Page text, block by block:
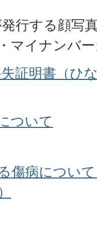
行する顔写
マイナンバ
証明書（ひ
ついて
傷病につい